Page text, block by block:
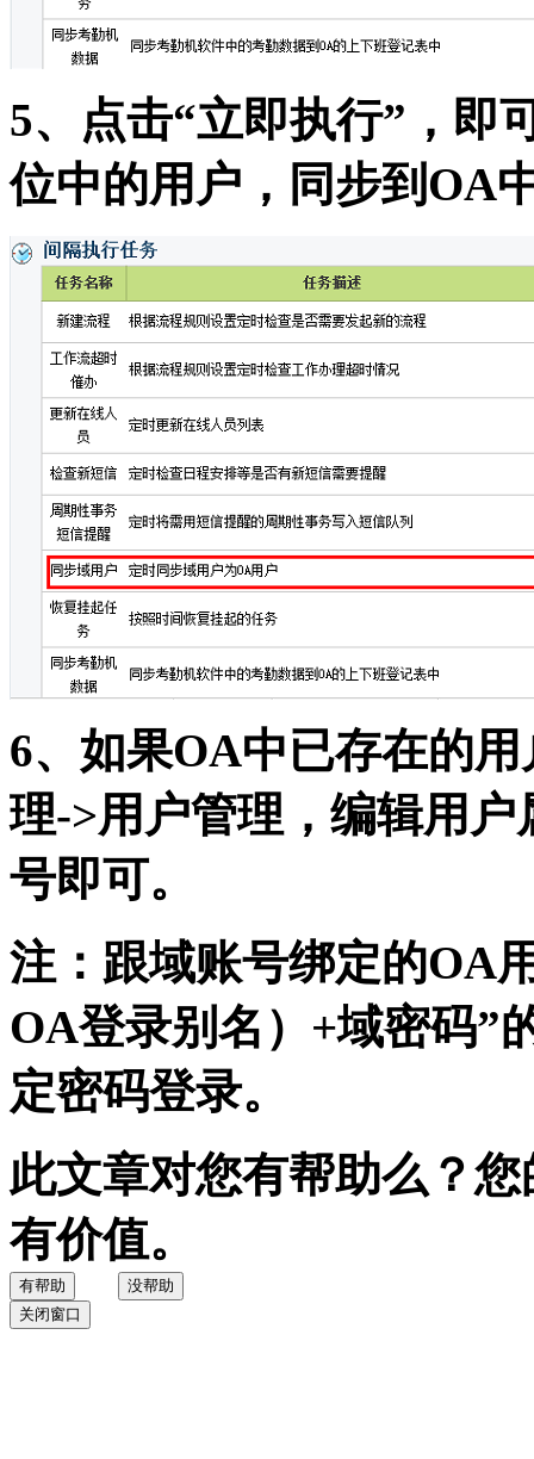
5、点击“立即执行”，即
位中的用户，同步到OA
6、如果OA中已存在的
理->用户管理，编辑用
号即可。
注：跟域账号绑定的OA
OA登录别名）+域密码”
定密码登录。
此文章对您有帮助么？
有价值。